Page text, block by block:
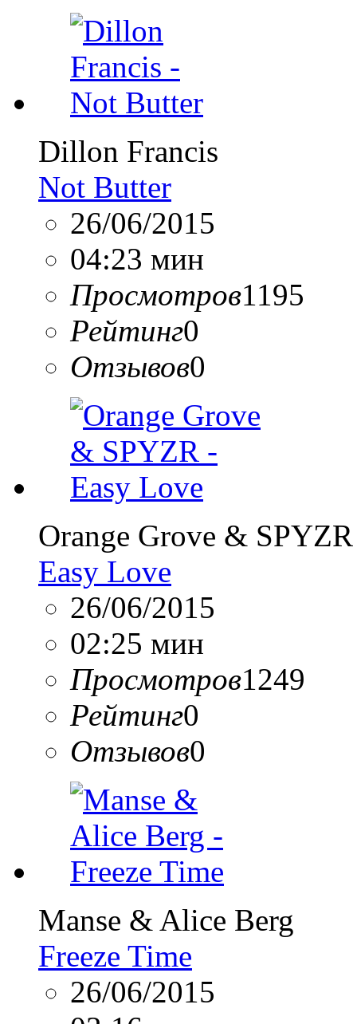
Dillon Francis
Not Butter
26/06/2015
04:23 мин
Просмотров1195
Рейтинг0
Отзывов0
Orange Grove & SPYZR
Easy Love
26/06/2015
02:25 мин
Просмотров1249
Рейтинг0
Отзывов0
Manse & Alice Berg
Freeze Time
26/06/2015